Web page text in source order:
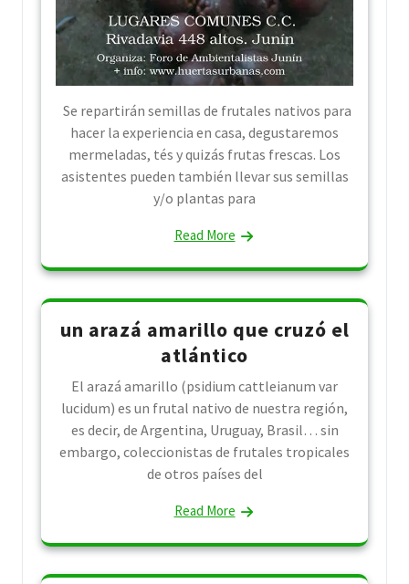
Se repartirán semillas de frutales nativos para
hacer la experiencia en casa, degustaremos
mermeladas, tés y quizás frutas frescas. Los
asistentes pueden también llevar sus semillas
y/o plantas para
Read More
un arazá amarillo que cruzó el
atlántico
El arazá amarillo (psidium cattleianum var
lucidum) es un frutal nativo de nuestra región,
es decir, de Argentina, Uruguay, Brasil… sin
embargo, coleccionistas de frutales tropicales
de otros países del
Read More